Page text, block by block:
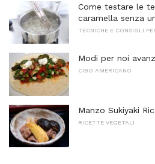
Come testare le
caramella senza
TECNICHE E CONSIGLI
Modi per noi
CIBO AMERICANO
Manzo Sukiyaki
RICETTE VEGETALI